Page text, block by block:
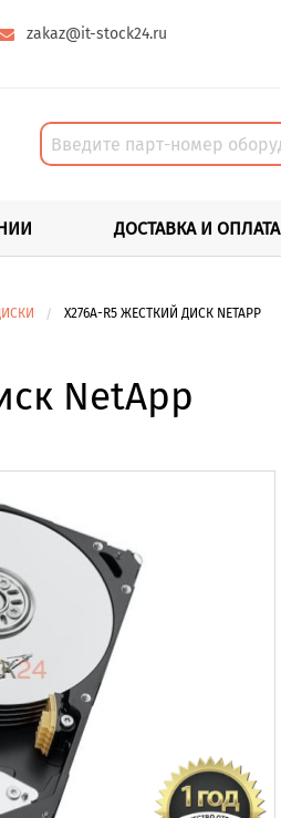
zakaz@it-stock24.ru
ДОСТАВКА И ОПЛАТА
X276A-R5 ЖЕСТКИЙ ДИСК NETAPP
NetApp